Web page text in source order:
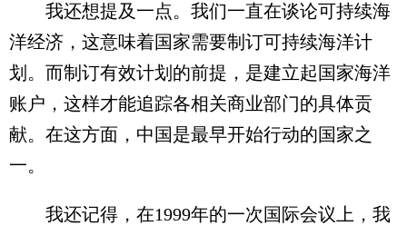
我还想提及一点。我们一直在谈论可持续海
洋经济，这意味着国家需要制订可持续海洋计
划。而制订有效计划的前提，是建立起国家海洋
账户，这样才能追踪各相关商业部门的具体贡
献。在这方面，中国是最早开始行动的国家之
一。
我还记得，在1999年的一次国际会议上，我